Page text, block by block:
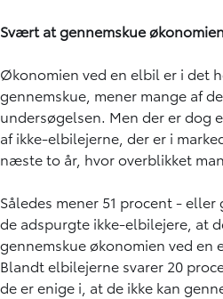
Svært at gennemskue
Økonomien ved en elbil er i det
gennemskue, mener mange af
undersøgelsen. Men der er dog
af ikke-elbilejerne, der er i
næste to år, hvor overblikket
Således mener 51 procent -
de adspurgte ikke-elbilejere, at
gennemskue økonomien ved en
Blandt elbilejerne svarer 20
de er enige i, at de ikke kan